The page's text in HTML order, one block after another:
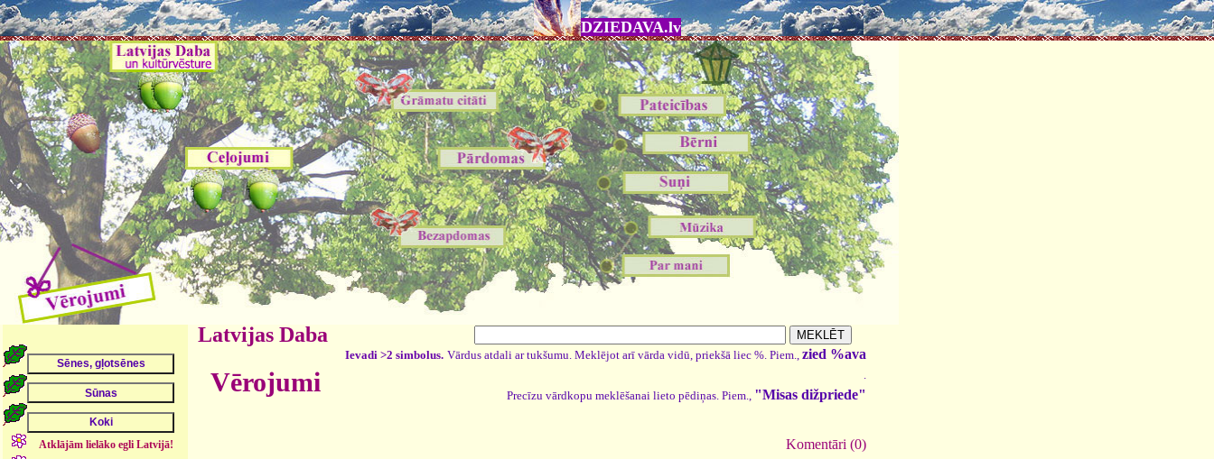
DZIEDAVA.lv
Atklājām lielāko egli Latvijā!
Latvijas Daba
Vērojumi
Ievadi >2 simbolus. Vārdus atdali ar tukšumu. Meklējot arī vārda vidū, priekšā liec %. Piem., zied %ava
.
Precīzu vārdkopu meklēšanai lieto pēdiņas. Piem., "Misas dižpriede"
Komentāri (0)